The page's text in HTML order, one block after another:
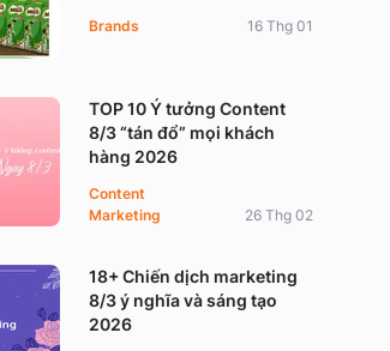
Brands 16 Thg 01
TOP 10 Ý tưởng Content
8/3 “tán đổ” mọi khách
hàng 2026
Content
Marketing
26 Thg 02
18+ Chiến dịch marketing
8/3 ý nghĩa và sáng tạo
2026